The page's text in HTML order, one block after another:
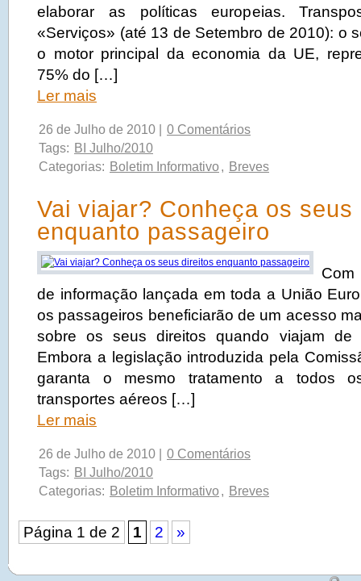
elaborar as políticas europeias.
«Serviços» (até 13 de Setembro de 2010): o
o motor principal da economia da UE,
75% do […]
Ler mais
26 de Julho de 2010 |
0 Comentários
Tags: BI Julho/2010
Categorias: Boletim Informativo, Breves
Vai viajar? Conheça os seus
enquanto passageiro
de informação lançada em toda a União
os passageiros beneficiarão de um acesso
sobre os seus direitos quando viajam de
Embora a legislação introduzida pela
garanta o mesmo tratamento a todos
transportes aéreos […]
Ler mais
26 de Julho de 2010 |
0 Comentários
Tags: BI Julho/2010
Categorias: Boletim Informativo, Breves
Página 1 de 2 1 2 »